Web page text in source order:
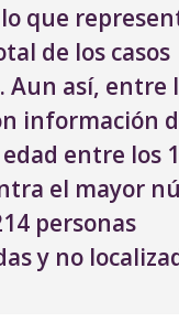
que
de los casos
Aun así, entre
información
entre los
el mayor
personas
y no